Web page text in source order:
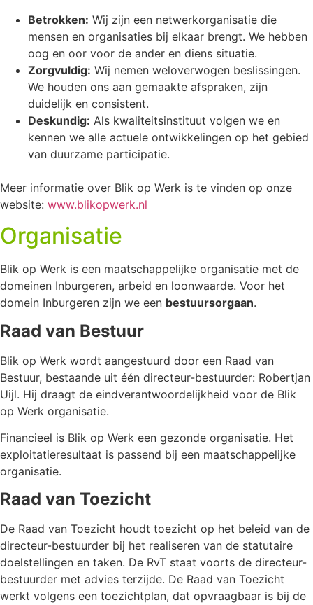
Betrokken: Wij zijn een netwerkorganisatie die
mensen en organisaties bij elkaar brengt. We hebben
oog en oor voor de ander en diens situatie.
Zorgvuldig: Wij nemen weloverwogen beslissingen.
We houden ons aan gemaakte afspraken, zijn
duidelijk en consistent.
Deskundig: Als kwaliteitsinstituut volgen we en
kennen we alle actuele ontwikkelingen op het gebied
van duurzame participatie.
Meer informatie over Blik op Werk is te vinden op onze
website: www.blikopwerk.nl
Organisatie
Blik op Werk is een maatschappelijke organisatie met de
domeinen Inburgeren, arbeid en loonwaarde. Voor het
domein Inburgeren zijn we een bestuursorgaan.
Raad van Bestuur
Blik op Werk wordt aangestuurd door een Raad van
Bestuur, bestaande uit één directeur-bestuurder: Robertjan
Uijl. Hij draagt de eindverantwoordelijkheid voor de Blik
op Werk organisatie.
Financieel is Blik op Werk een gezonde organisatie. Het
exploitatieresultaat is passend bij een maatschappelijke
organisatie.
Raad van Toezicht
De Raad van Toezicht houdt toezicht op het beleid van de
directeur-bestuurder bij het realiseren van de statutaire
doelstellingen en taken. De RvT staat voorts de directeur-
bestuurder met advies terzijde. De Raad van Toezicht
werkt volgens een toezichtplan, dat opvraagbaar is bij de